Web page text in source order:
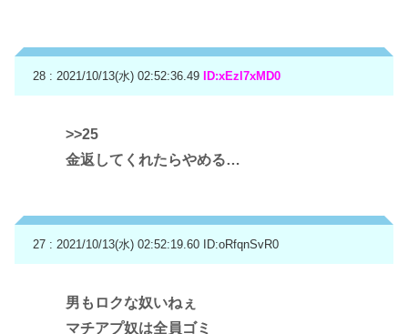
28 : 2021/10/13(水) 02:52:36.49 ID:xEzl7xMD0
>>25
金返してくれたらやめる…
27 : 2021/10/13(水) 02:52:19.60 ID:oRfqnSvR0
男もロクな奴いねぇ
マチアプ奴は全員ゴミ